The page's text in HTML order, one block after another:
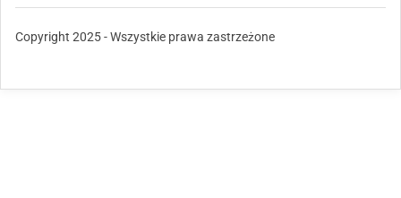
Copyright 2025 - Wszystkie prawa zastrzeżone